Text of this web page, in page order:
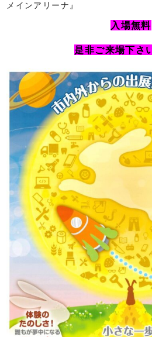
メインアリーナ』
入場無料
是非ご来場下さ